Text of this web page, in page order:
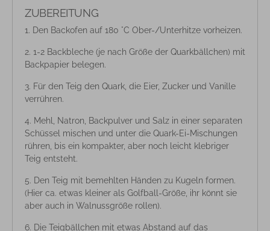
ZUBEREITUNG
Den Backofen auf 180 °C Ober-/Unterhitze vorheizen.
1-2 Backbleche (je nach Größe der Quarkbällchen) mit
Backpapier belegen.
Für den Teig den Quark, die Eier, Zucker und Vanille
verrühren.
Mehl, Natron, Backpulver und Salz in einer separaten
Schüssel mischen und unter die Quark-Ei-Mischungen
rühren, bis ein kompakter, aber noch leicht klebriger
Teig entsteht.
Den Teig mit bemehlten Händen zu Kugeln formen.
(Hier ca. etwas kleiner als Golfball-Größe, ihr könnt sie
aber auch in Walnussgröße rollen).
Die Teigbällchen mit etwas Abstand auf das